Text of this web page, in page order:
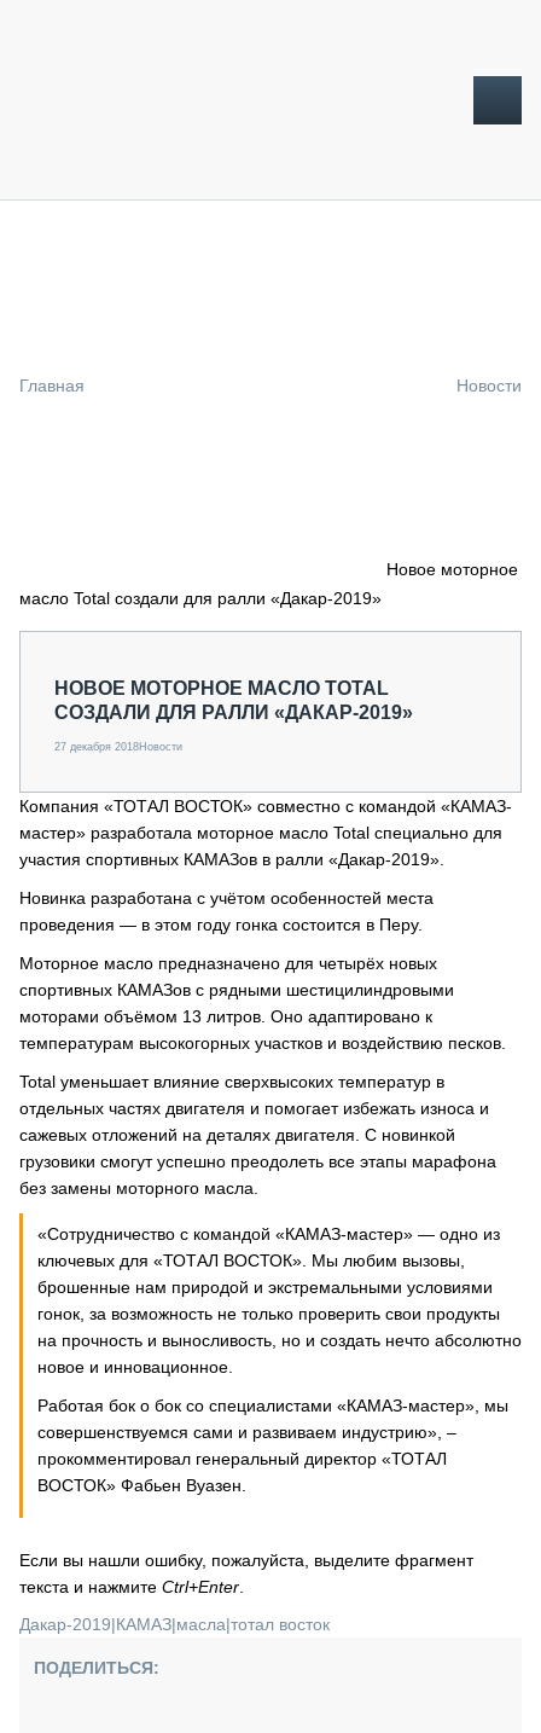
СПЕЦПРОЕКТЫ
О ПРОЕКТЕ
Главная Новости
Новое моторное
масло Total создали для ралли «Дакар-2019»
НОВОЕ МОТОРНОЕ МАСЛО TOTAL
СОЗДАЛИ ДЛЯ РАЛЛИ «ДАКАР-2019»
27 декабря 2018Новости
Компания «ТОТАЛ ВОСТОК» совместно с командой «КАМАЗ-
мастер» разработала моторное масло Total специально для
участия спортивных КАМАЗов в ралли «Дакар-2019».
Новинка разработана с учётом особенностей места
проведения — в этом году гонка состоится в Перу.
Моторное масло предназначено для четырёх новых
спортивных КАМАЗов с рядными шестицилиндровыми
моторами объёмом 13 литров. Оно адаптировано к
температурам высокогорных участков и воздействию песков.
Total уменьшает влияние сверхвысоких температур в
отдельных частях двигателя и помогает избежать износа и
сажевых отложений на деталях двигателя. С новинкой
грузовики смогут успешно преодолеть все этапы марафона
без замены моторного масла.
«Сотрудничество с командой «КАМАЗ-мастер» — одно из
ключевых для «ТОТАЛ ВОСТОК». Мы любим вызовы,
брошенные нам природой и экстремальными условиями
гонок, за возможность не только проверить свои продукты
на прочность и выносливость, но и создать нечто абсолютно
новое и инновационное.
Работая бок о бок со специалистами «КАМАЗ-мастер», мы
совершенствуемся сами и развиваем индустрию», –
прокомментировал генеральный директор «ТОТАЛ
ВОСТОК» Фабьен Вуазен.
Если вы нашли ошибку, пожалуйста, выделите фрагмент
текста и нажмите Ctrl+Enter
Дакар-2019|КАМАЗ|масла|тотал восток
ПОДЕЛИТЬСЯ: